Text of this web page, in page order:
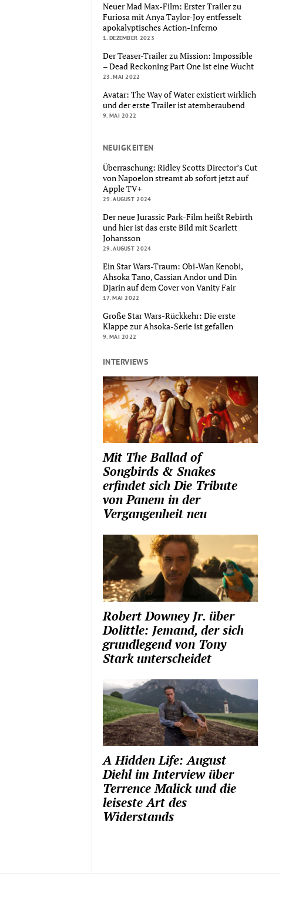
Neuer Mad Max-Film: Erster Trailer zu
Furiosa mit Anya Taylor-Joy entfesselt
apokalyptisches Action-Inferno
1. DEZEMBER 2023
Der Teaser-Trailer zu Mission: Impossible
– Dead Reckoning Part One ist eine Wucht
23. MAI 2022
Avatar: The Way of Water existiert wirklich
und der erste Trailer ist atemberaubend
9. MAI 2022
NEUIGKEITEN
Überraschung: Ridley Scotts Director’s Cut
von Napoelon streamt ab sofort jetzt auf
Apple TV+
29. AUGUST 2024
Der neue Jurassic Park-Film heißt Rebirth
und hier ist das erste Bild mit Scarlett
Johansson
29. AUGUST 2024
Ein Star Wars-Traum: Obi-Wan Kenobi,
Ahsoka Tano, Cassian Andor und Din
Djarin auf dem Cover von Vanity Fair
17. MAI 2022
Große Star Wars-Rückkehr: Die erste
Klappe zur Ahsoka-Serie ist gefallen
9. MAI 2022
INTERVIEWS
Mit The Ballad of
Songbirds & Snakes
erfindet sich Die Tribute
von Panem in der
Vergangenheit neu
Robert Downey Jr. über
Dolittle: Jemand, der sich
grundlegend von Tony
Stark unterscheidet
A Hidden Life: August
Diehl im Interview über
Terrence Malick und die
leiseste Art des
Widerstands